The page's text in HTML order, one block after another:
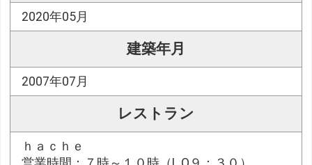
2020年05月
建築年月
2007年07月
レストラン
ｈａｃｈｅ